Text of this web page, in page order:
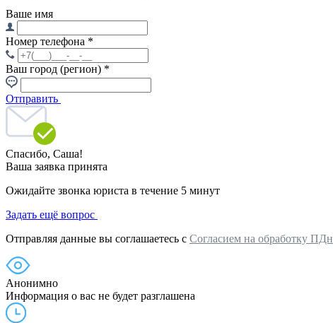
Ваше имя
Номер телефона *
Ваш город (регион) *
Отправить
Спасибо, Саша!
Ваша заявка принята
Ожидайте звонка юриста в течение 5 минут
Задать ещё вопрос
Отправляя данные вы соглашаетесь с Согласием на обработку ПДн
Анонимно
Информация о вас не будет разглашена